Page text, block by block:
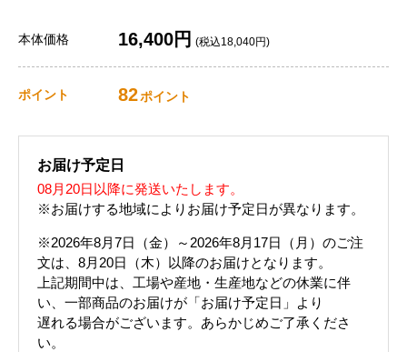
本体価格 16,400円 (税込18,040円)
ポイント 82ポイント
お届け予定日
08月20日以降に発送いたします。
※お届けする地域によりお届け予定日が異なります。
※2026年8月7日（金）～2026年8月17日（月）のご注
文は、8月20日（木）以降のお届けとなります。
上記期間中は、工場や産地・生産地などの休業に伴
い、一部商品のお届けが「お届け予定日」より
遅れる場合がございます。あらかじめご了承くださ
い。